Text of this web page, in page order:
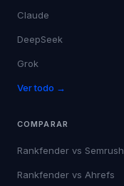
Claude
DeepSeek
Grok
Ver todo →
COMPARAR
Rankfender vs Semrush
Rankfender vs Ahrefs